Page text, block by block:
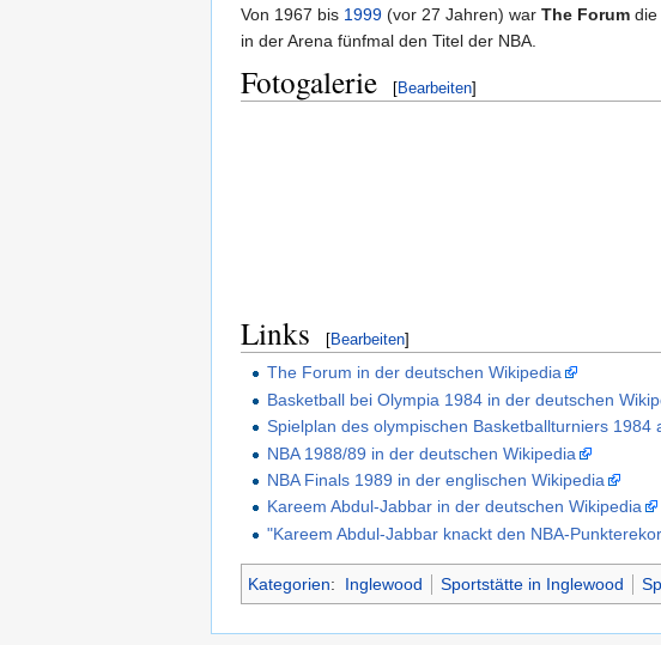
Von 1967 bis 1999 (vor 27 Jahren) war The Forum die
in der Arena fünfmal den Titel der NBA.
Fotogalerie [Bearbeiten]
Links [Bearbeiten]
The Forum in der deutschen Wikipedia
Basketball bei Olympia 1984 in der deutschen
Spielplan des olympischen Basketballturniers 1984
NBA 1988/89 in der deutschen Wikipedia
NBA Finals 1989 in der englischen Wikipedia
Kareem Abdul-Jabbar in der deutschen Wikipedia
"Kareem Abdul-Jabbar knackt den NBA-
Kategorien: Inglewood Sportstätte in Inglewood